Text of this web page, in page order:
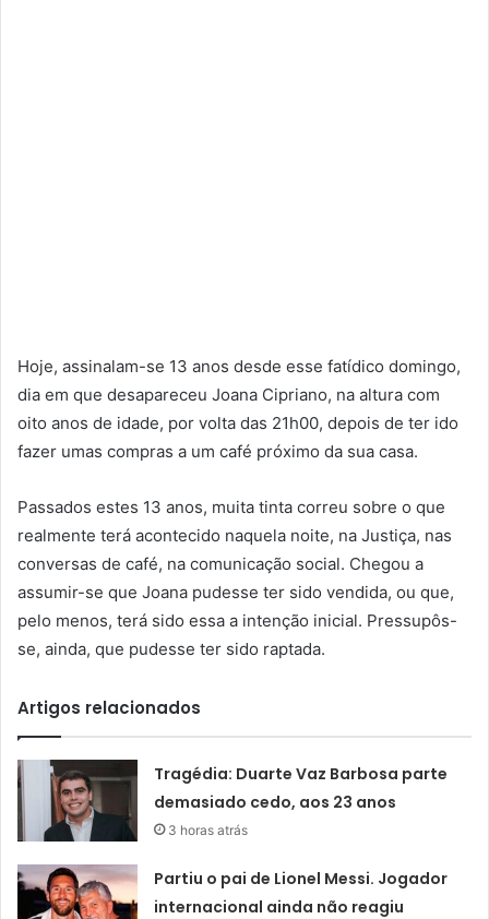
Hoje, assinalam-se 13 anos desde esse fatídico domingo,
dia em que desapareceu Joana Cipriano, na altura com
oito anos de idade, por volta das 21h00, depois de ter ido
fazer umas compras a um café próximo da sua casa.
Passados estes 13 anos, muita tinta correu sobre o que
realmente terá acontecido naquela noite, na Justiça, nas
conversas de café, na comunicação social. Chegou a
assumir-se que Joana pudesse ter sido vendida, ou que,
pelo menos, terá sido essa a intenção inicial. Pressupôs-
se, ainda, que pudesse ter sido raptada.
Artigos relacionados
Tragédia: Duarte Vaz Barbosa parte
demasiado cedo, aos 23 anos
3 horas atrás
Partiu o pai de Lionel Messi. Jogador
internacional ainda não reagiu